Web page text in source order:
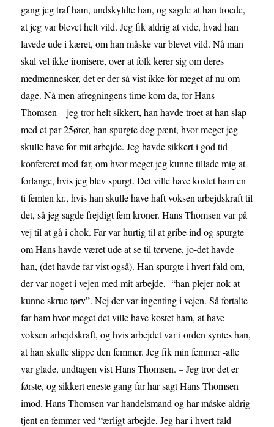
gang jeg traf ham, undskyldte han, og sagde at han troede,
at jeg var blevet helt vild. Jeg fik aldrig at vide, hvad han
lavede ude i kæret, om han måske var blevet vild. Nå man
skal vel ikke ironisere, over at folk kerer sig om deres
medmennesker, det er der så vist ikke for meget af nu om
dage. Nå men afregningens time kom da, for Hans
Thomsen – jeg tror helt sikkert, han havde troet at han slap
med et par 25ører, han spurgte dog pænt, hvor meget jeg
skulle have for mit arbejde. Jeg havde sikkert i god tid
konfereret med far, om hvor meget jeg kunne tillade mig at
forlange, hvis jeg blev spurgt. Det ville have kostet ham en
ti femten kr., hvis han skulle have haft voksen arbejdskraft til
det, så jeg sagde frejdigt fem kroner. Hans Thomsen var på
vej til at gå i chok. Far var hurtig til at gribe ind og spurgte
om Hans havde været ude at se til tørvene, jo-det havde
han, (det havde far vist også). Han spurgte i hvert fald om,
der var noget i vejen med mit arbejde, -“han plejer nok at
kunne skrue tørv”. Nej der var ingenting i vejen. Så fortalte
far ham hvor meget det ville have kostet ham, at have
voksen arbejdskraft, og hvis arbejdet var i orden syntes han,
at han skulle slippe den femmer. Jeg fik min femmer -alle
var glade, undtagen vist Hans Thomsen. – Jeg tror det er
første, og sikkert eneste gang far har sagt Hans Thomsen
imod. Hans Thomsen var handelsmand og har måske aldrig
tjent en femmer ved “ærligt arbejde, Jeg har i hvert fald